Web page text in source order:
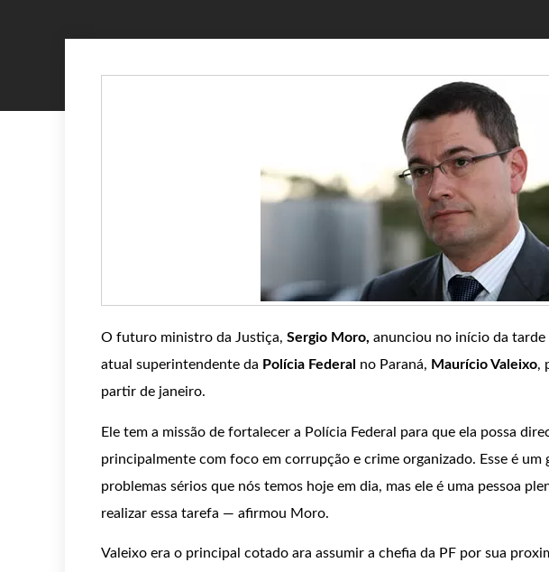
O futuro ministro da Justiça, Sergio Moro, anunciou no início da
atual superintendente da Polícia Federal no Paraná, Maurício Valeixo,
partir de janeiro.
Ele tem a missão de fortalecer a Polícia Federal para que ela possa
principalmente com foco em corrupção e crime organizado. Esse é um
problemas sérios que nós temos hoje em dia, mas ele é uma pessoa
realizar essa tarefa — afirmou Moro.
Valeixo era o principal cotado ara assumir a chefia da PF por sua